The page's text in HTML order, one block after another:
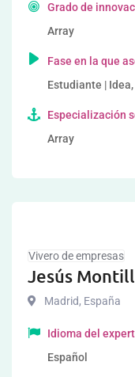
Grado de
Array
Fase en la que
Estudiante |
Especialización
Array
Vivero de empresas
Jesús
Madrid, España
Idioma del
Español